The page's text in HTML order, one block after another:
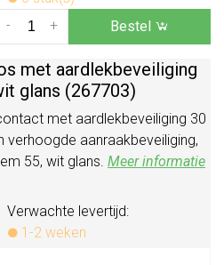
+
- Bestel
met aardlekbeveiliging
glans (267703)
met aardlekbeveiliging 30
verhoogde aanraakbeveiliging,
55, wit glans. Meer informatie
Verwachte levertijd:
1-2 weken